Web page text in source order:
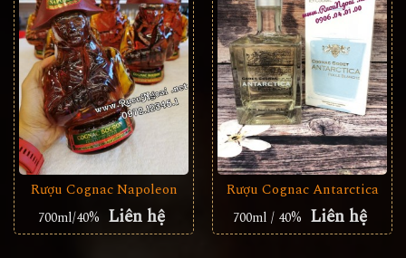
Rượu Cognac Napoleon
700ml/40% Liên hệ
Rượu Cognac Antarctica
700ml / 40% Liên hệ